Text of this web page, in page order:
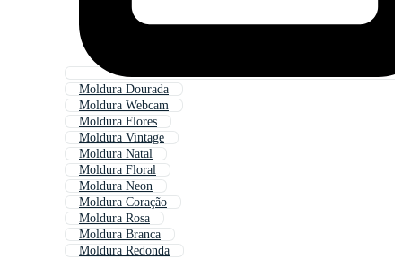
Moldura Dourada
Moldura Webcam
Moldura Flores
Moldura Vintage
Moldura Natal
Moldura Floral
Moldura Neon
Moldura Coração
Moldura Rosa
Moldura Branca
Moldura Redonda